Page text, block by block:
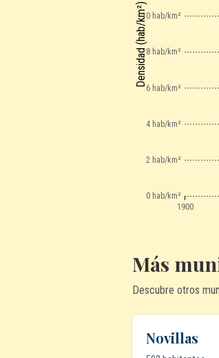
1900
0 hab/km²
2 hab/km²
4 hab/km²
6 hab/km²
8 hab/km²
10 hab/km²
Densidad (hab/km²)
Más
Descubre otros
Novillas